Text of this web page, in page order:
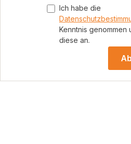
Ich habe die
Kenntnis genommen
diese an.